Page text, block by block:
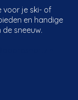
voor je ski- of
en handige
sneeuw.